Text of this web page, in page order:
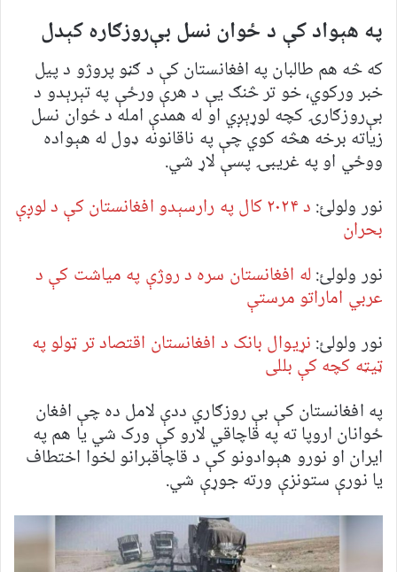
په هېواد کې د ځوان نسل بې‌روزګاره کېدل
که څه هم طالبان په افغانستان کې د ګڼو پروژو د پیل
خبر ورکوي، خو تر څنګ یې د هرې ورځې په تېرېدو د
بې‌روزګارۍ کچه لوړېږي او له همدې امله د ځوان نسل
زیاته برخه هڅه کوي چې په ناقانونه ډول له هېواده
ووځي او په غریبۍ پسې لاړ شي.
نور ولولئ:
د ۲۰۲۴ کال په رارسېدو افغانستان کې د لوږې
بحران
نور ولولئ:له افغانستان سره د روژې په میاشت کې د
عربي اماراتو مرستې
نور ولولئ: نړیوال بانک د افغانستان اقتصاد تر ټولو په
ټیټه کچه کې بللی
په افغانستان کې بې روزګاري ددې لامل ده چې افغان
ځوانان اروپا ته په قاچاقي لارو کې ورک شي یا هم په
ایران او نورو هېوادونو کې د قاچاقبرانو لخوا اختطاف
یا نورې ستونزې ورته جوړې شي.